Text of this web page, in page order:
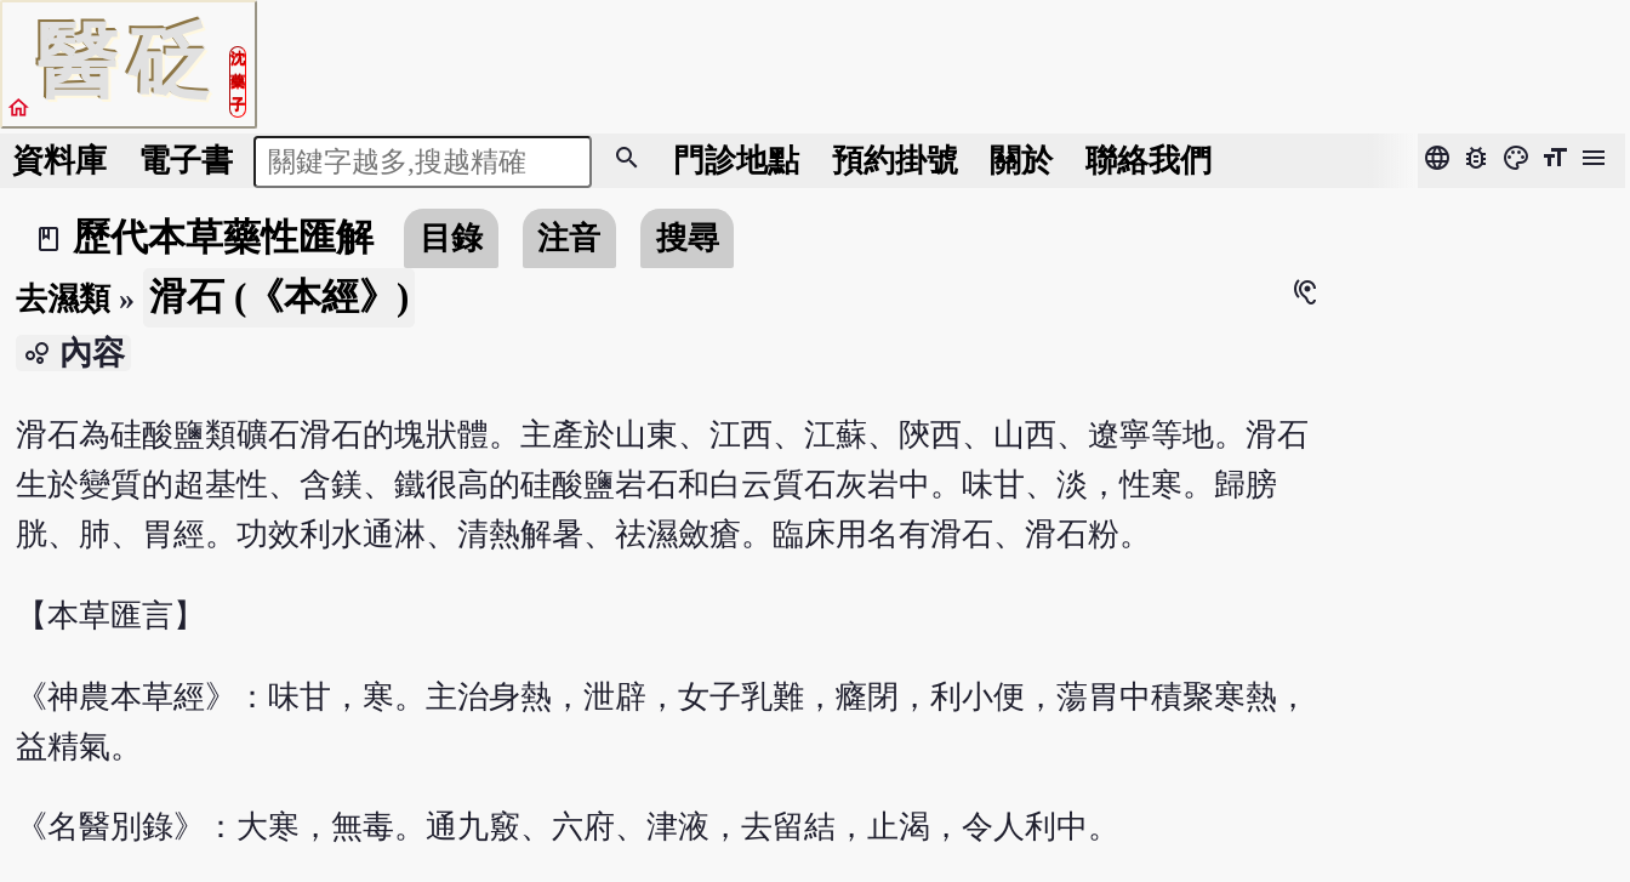
醫砭
沈
藥
子
home
資料庫 電子書 search 門診地點 預約掛號 關於 聯絡我們 language bug_report color_lens format_size menu
book_2
歷代本草藥性匯解 目錄 注音
搜尋
去濕類» 滑石 (《本經》) hearing
bubble_chart 內容
滑石為硅酸鹽類礦石滑石的塊狀體。主產於山東、江西、江蘇、陝西、山西、遼寧等地。滑石
生於變質的超基性、含鎂、鐵很高的硅酸鹽岩石和白云質石灰岩中。味甘、淡，性寒。歸膀
胱、肺、胃經。功效利水通淋、清熱解暑、祛濕斂瘡。臨床用名有滑石、滑石粉。
【本草匯言】
《神農本草經》：味甘，寒。主治身熱，泄辟，女子乳難，癃閉，利小便，蕩胃中積聚寒熱，
益精氣。
《名醫別錄》：大寒，無毒。通九竅、六府、津液，去留結，止渴，令人利中。